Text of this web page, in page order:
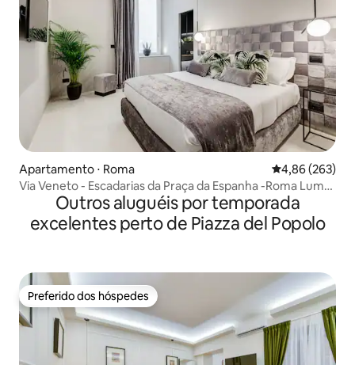
Apartamento ⋅ Roma 4,86 de uma
4,86 (263)
Via Veneto - Escadarias da Praça da Espanha -Roma Luma
Suite 29Outros aluguéis por temporada
excelentes perto de Piazza del Popolo
Preferido dos hóspedes
Preferido dos hóspedes